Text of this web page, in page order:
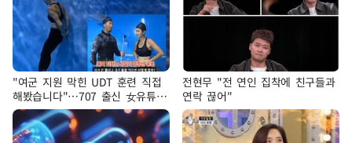
"여군 지원 막힌 UDT 훈련 직접
해봤습니다"…707 출신 女유튜버
'완벽 소화'
전현무 "전 연인 집착에 친구들과
연락 끊어"